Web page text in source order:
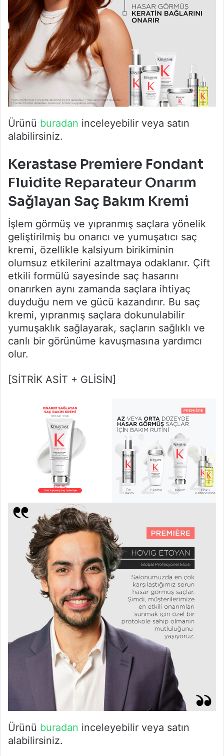
Ürünü buradan inceleyebilir veya satın
alabilirsiniz.
Kerastase Premiere Fondant
Fluidite Reparateur Onarım
Sağlayan Saç Bakım Kremi
İşlem görmüş ve yıpranmış saçlara yönelik
geliştirilmiş bu onarıcı ve yumuşatıcı saç
kremi, özellikle kalsiyum birikiminin
olumsuz etkilerini azaltmaya odaklanır. Çift
etkili formülü sayesinde saç hasarını
onarırken aynı zamanda saçlara ihtiyaç
duyduğu nem ve gücü kazandırır. Bu saç
kremi, yıpranmış saçlara dokunulabilir
yumuşaklık sağlayarak, saçların sağlıklı ve
canlı bir görünüme kavuşmasına yardımcı
olur.
[SİTRİK ASİT + GLİSİN]
Ürünü buradan inceleyebilir veya satın
alabilirsiniz.